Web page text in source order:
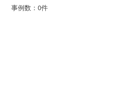
事例数：0件